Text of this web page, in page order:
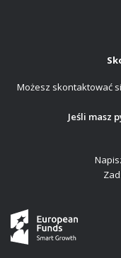
Możesz skontaktować
Jeśli masz